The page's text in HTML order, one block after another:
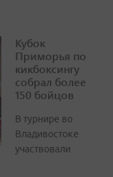
Кубок
Приморья по
кикбоксингу
собрал более
150 бойцов
В турнире во
Владивостоке
участвовали